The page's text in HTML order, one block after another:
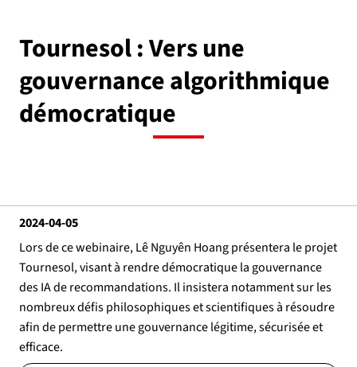
Tournesol : Vers une
gouvernance algorithmique
démocratique
2024-04-05
Lors de ce webinaire, Lê Nguyên Hoang présentera le projet
Tournesol, visant à rendre démocratique la gouvernance
des IA de recommandations. Il insistera notamment sur les
nombreux défis philosophiques et scientifiques à résoudre
afin de permettre une gouvernance légitime, sécurisée et
efficace.